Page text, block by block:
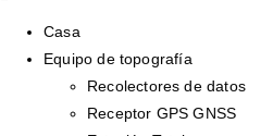
Casa
Equipo de topografía
Recolectores de datos
Receptor GPS GNSS